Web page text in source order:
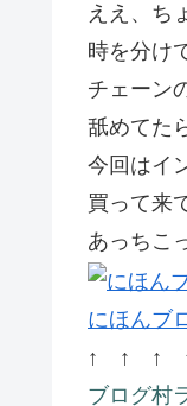
ええ、ち
時を分け
チェーン
舐めてた
今回はイ
買って来
あっちこ
にほんブ
↑ ↑ ↑
ブログ村